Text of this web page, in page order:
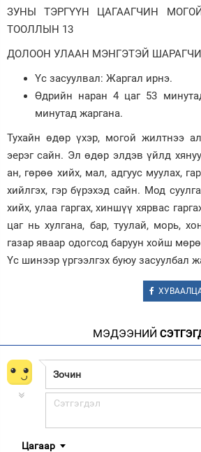
Нийгэм
Энтертайнмэнт
Зурхай
ЗУНЫ ТЭРГҮҮН ЦАГААГЧИН
ТООЛЛЫН 13
ДОЛООН УЛААН МЭНГЭТЭЙ
Үс засуулвал: Жаргал ирнэ.
Өдрийн наран 4 цаг 53
минутад жаргана.
Тухайн өдөр үхэр, могой жилтнээ
эерэг сайн. Эл өдөр элдэв үйлд
ан, гөрөө хийх, мал, адгуус муулах,
хийлгэх, гэр бүрэхэд сайн. Мод
хийх, улаа гаргах, хиншүү хярвас
цаг нь хулгана, бар, туулай, морь,
газар яваар одогсод баруун хойш
Үс шинээр үргээлгэх буюу засуулбал
МЭДЭЭНИЙ
Цагаар